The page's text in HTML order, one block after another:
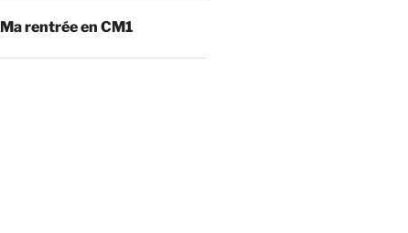
Ma rentrée en CM1